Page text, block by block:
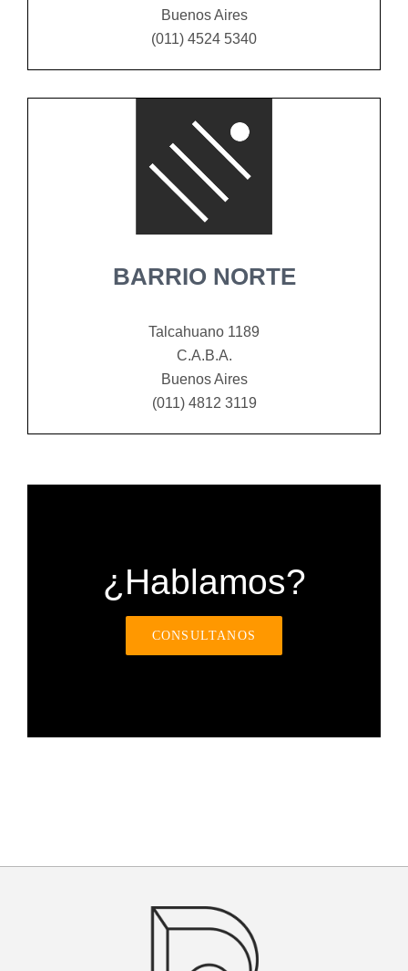
Buenos Aires
(011) 4524 5340
BARRIO NORTE
Talcahuano 1189
C.A.B.A.
Buenos Aires
(011) 4812 3119
¿Hablamos?
CONSULTANOS